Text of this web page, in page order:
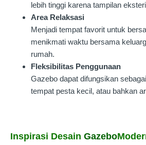
lebih tinggi karena tampilan
Area Relaksasi
Menjadi tempat favorit untuk
menikmati waktu bersama
rumah.
Fleksibilitas Penggunaan
Gazebo dapat difungsikan
tempat pesta kecil, atau bahkan
Inspirasi Desain Gazebo